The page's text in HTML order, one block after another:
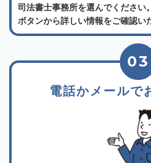
司法書士事務所を選んでください
ボタンから詳しい情報をご確認い
電話かメールで
03